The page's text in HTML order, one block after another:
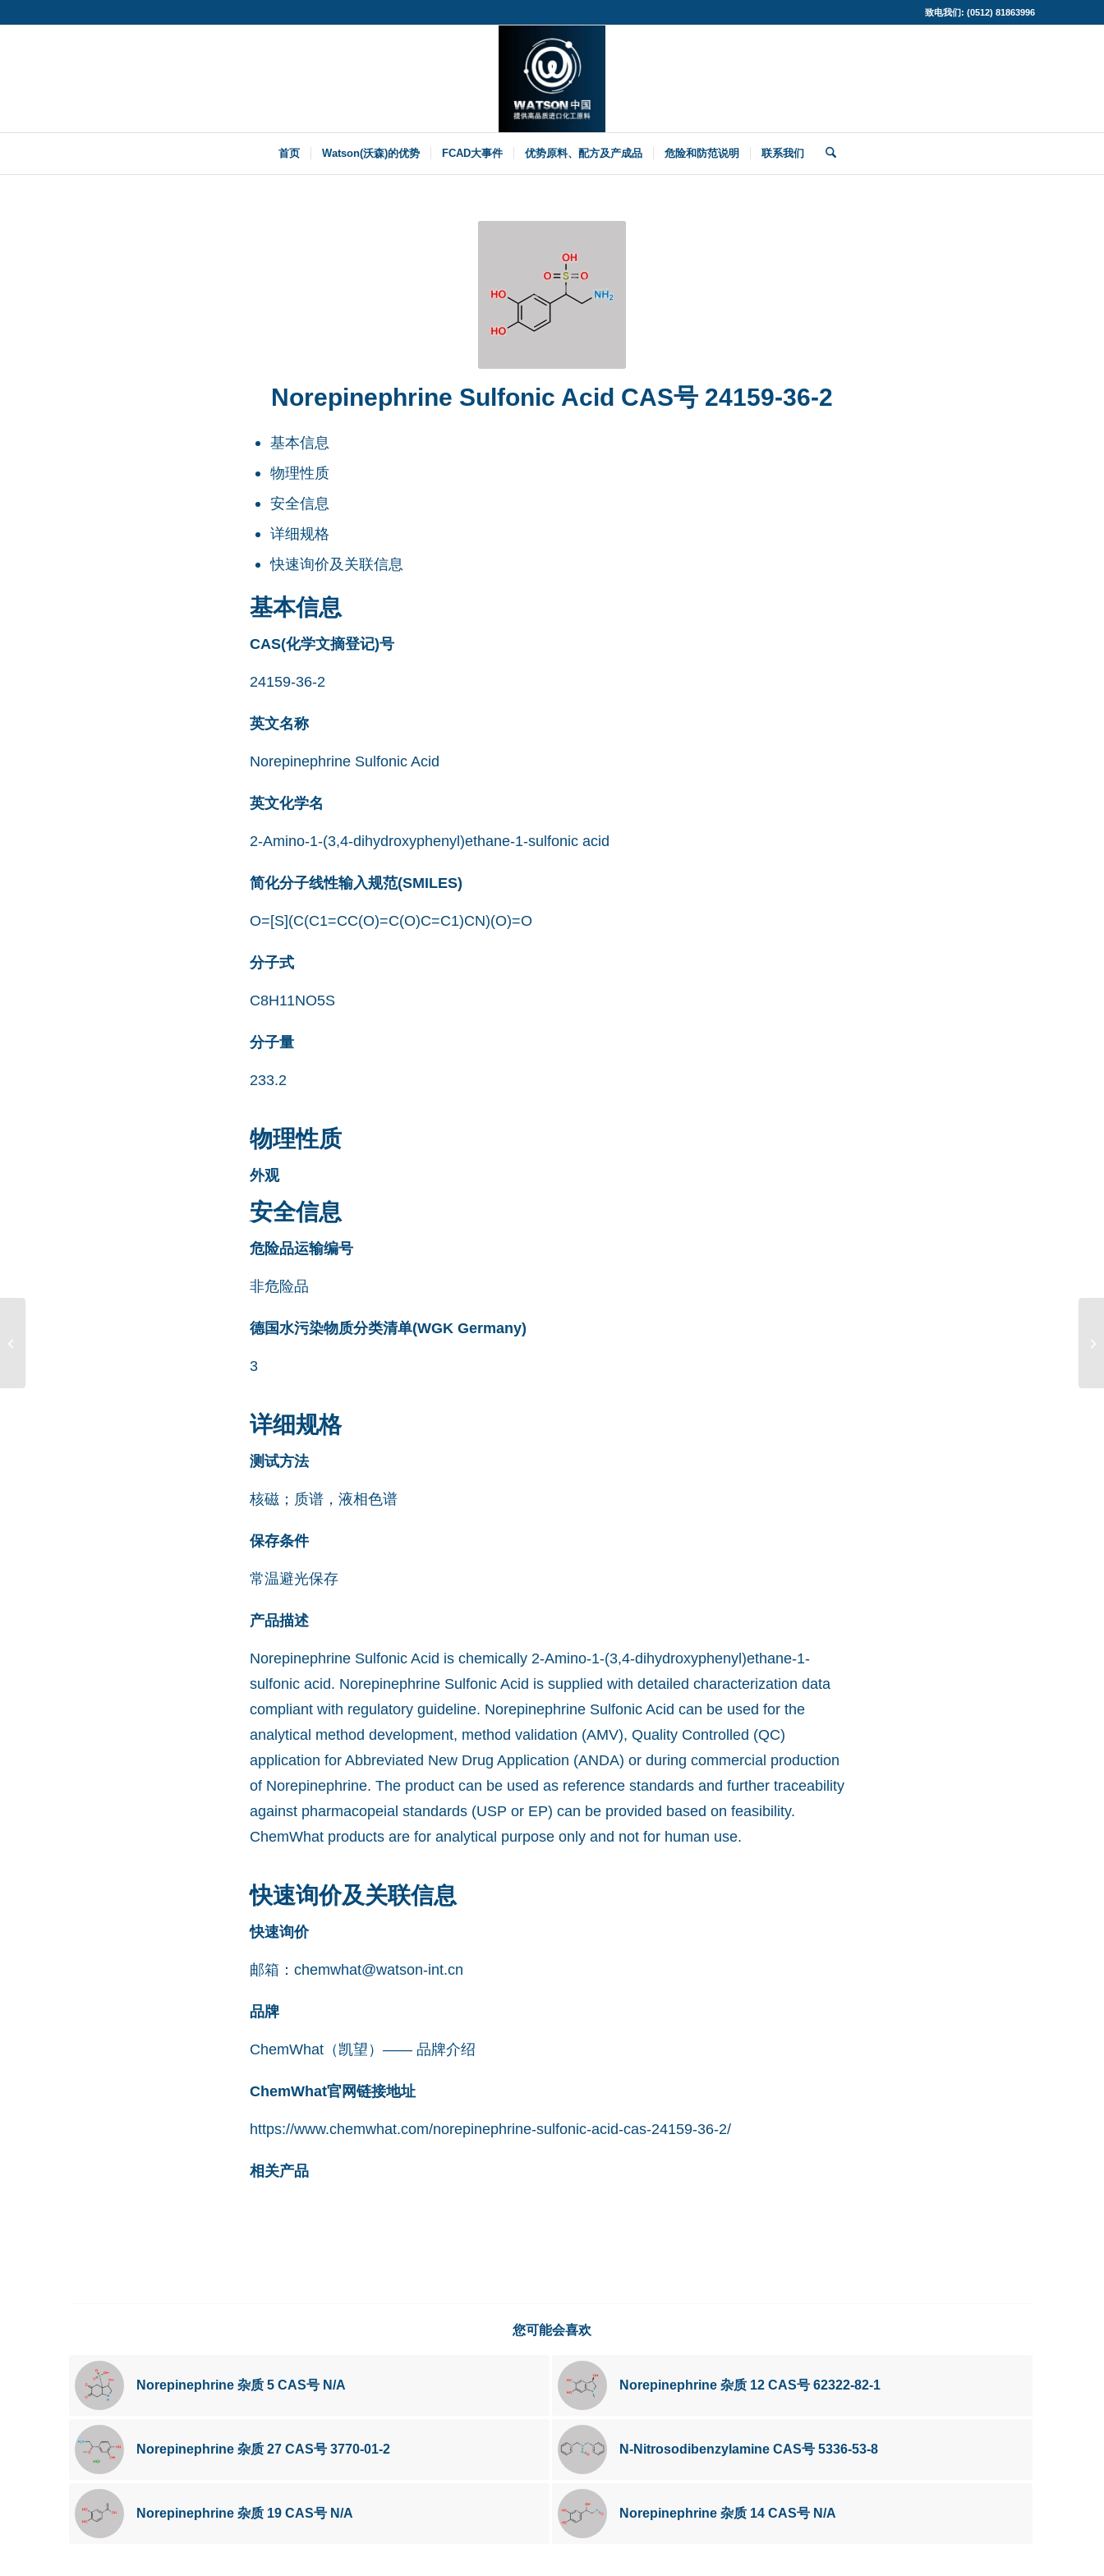
致电我们: (0512) 81863996
首页 Watson(沃森)的优势 FCAD大事件 优势原料、配方及产成品 危险和防范说明 联系我们
Norepinephrine Sulfonic Acid CAS号 24159-36-2
基本信息
物理性质
安全信息
详细规格
快速询价及关联信息
基本信息
CAS(化学文摘登记)号
24159-36-2
英文名称
Norepinephrine Sulfonic Acid
英文化学名
2-Amino-1-(3,4-dihydroxyphenyl)ethane-1-sulfonic acid
简化分子线性输入规范(SMILES)
O=[S](C(C1=CC(O)=C(O)C=C1)CN)(O)=O
分子式
C8H11NO5S
分子量
233.2
物理性质
外观
安全信息
危险品运输编号
非危险品
德国水污染物质分类清单(WGK Germany)
3
详细规格
测试方法
核磁；质谱，液相色谱
保存条件
常温避光保存
产品描述
Norepinephrine Sulfonic Acid is chemically 2-Amino-1-(3,4-dihydroxyphenyl)ethane-1-
sulfonic acid. Norepinephrine Sulfonic Acid is supplied with detailed characterization data
compliant with regulatory guideline. Norepinephrine Sulfonic Acid can be used for the
analytical method development, method validation (AMV), Quality Controlled (QC)
application for Abbreviated New Drug Application (ANDA) or during commercial production
of Norepinephrine. The product can be used as reference standards and further traceability
against pharmacopeial standards (USP or EP) can be provided based on feasibility.
ChemWhat products are for analytical purpose only and not for human use.
快速询价及关联信息
快速询价
邮箱： chemwhat@watson-int.cn
品牌
ChemWhat（凯望）—— 品牌介绍
ChemWhat官网链接地址
https://www.chemwhat.com/norepinephrine-sulfonic-acid-cas-24159-36-2/
相关产品
您可能会喜欢
Norepinephrine 杂质 5 CAS号 N/A Norepinephrine 杂质 12 CAS号 62322-82-1
Norepinephrine 杂质 27 CAS号 3770-01-2 N-Nitrosodibenzylamine CAS号 5336-53-8
Norepinephrine 杂质 19 CAS号 N/A Norepinephrine 杂质 14 CAS号 N/A